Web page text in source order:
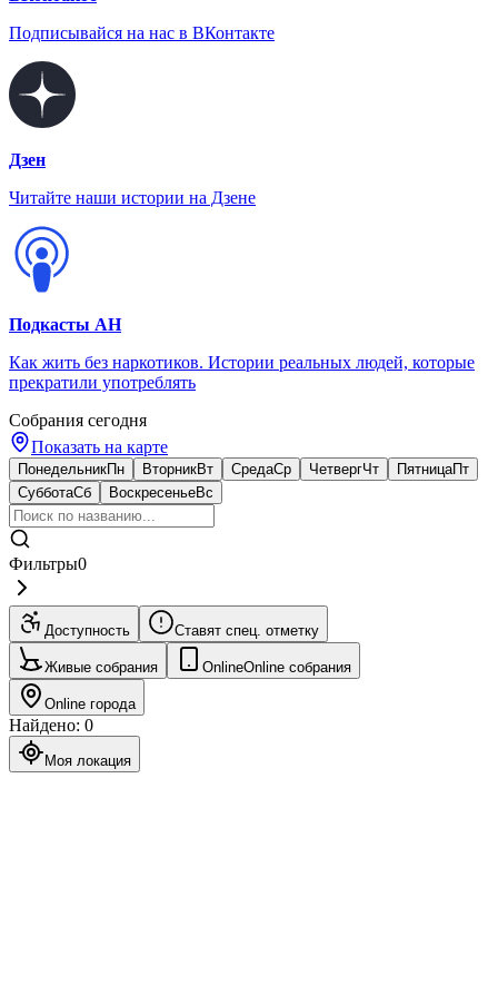
Подписывайся на нас в ВКонтакте
Дзен
Читайте наши истории на Дзене
Подкасты АН
Как жить без наркотиков. Истории реальных людей, которые
прекратили употреблять
Собрания сегодня
Показать на карте
ПонедельникПн ВторникВт СредаСр ЧетвергЧт ПятницаПт
СубботаСб ВоскресеньеВс
Фильтры0
Доступность Ставят спец. отметку
Живые собрания OnlineOnline собрания
Online города
Найдено: 0
Моя локация